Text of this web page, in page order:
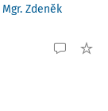
Mgr. Zdeněk